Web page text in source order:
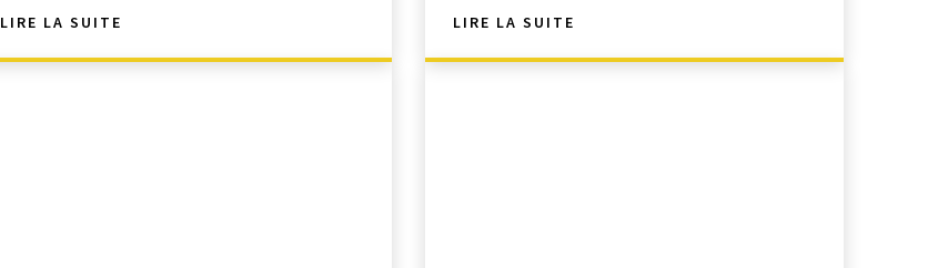
LIRE LA SUITE LIRE LA SUITE